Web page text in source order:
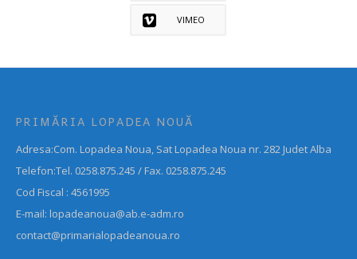
VIMEO
PRIMĂRIA LOPADEA NOUĂ
Adresa:Com. Lopadea Noua, Sat Lopadea Noua nr. 282 Judet Alba
Telefon:Tel. 0258.875.245 / Fax. 0258.875.245
Cod Fiscal : 4561995
E-mail: lopadeanoua@ab.e-adm.ro
contact@primarialopadeanoua.ro